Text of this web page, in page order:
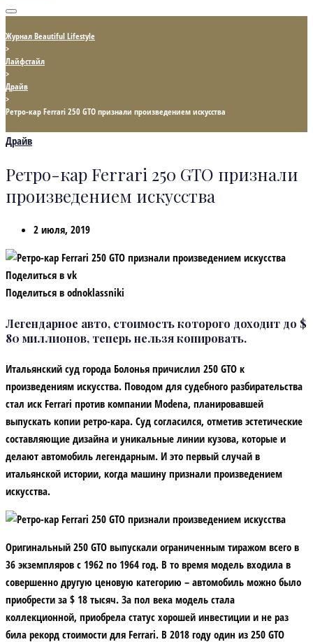
Журнал Beautiful Lifestyle
>
Лайфстайл
>
Драйв
>
Ретро-кар Ferrari 250 GTO признали произведением искусства
Драйв
Ретро-кар Ferrari 250 GTO признали
произведением искусства
2 июля, 2019
Поделиться в vk
Поделиться в odnoklassniki
Легендарное авто, стоимость которого доходит до $
80 миллионов, теперь нельзя копировать.
Итальянский суд города Болонья причислил 250 GTO к
произведениям искусства. Поводом для судебного разбирательства
стал иск Ferrari против компании Modena, планировавшей
выпускать копии ретро-кара. Суд согласился, отметив эстетические
составляющие дизайна и уникальные линии кузова, которые и
делают автомобиль легендарным. И это первый случай в
итальянской истории, когда машину признали произведением
искусства.
Оригинальный 250 GTO выпускали ограниченным тиражом всего в
36 экземпляров с 1962 по 1964 год. В то время модель входила в
совершенно другую ценовую категорию – автомобиль можно было
приобрести за $ 18 тысяч. За пол века модель стала
коллекционной, приобрела статус хорошей инвестиции и не раз
била рекорд стоимости для Ferrari. В 2018 году один из 250 GTO